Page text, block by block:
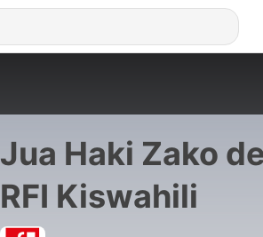
Jua Haki Zako de
RFI Kiswahili